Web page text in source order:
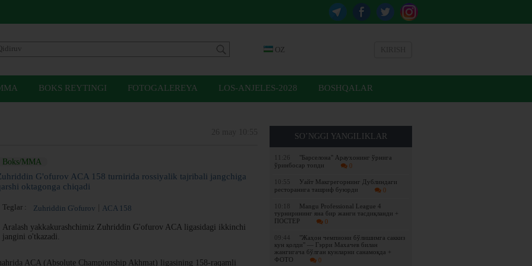
OZ
BOKS REYTINGI FOTOGALEREYA LOS-ANJELES-2028 BOSHQALAR
SO’NGGI YANGILIKLAR
11:26
"Барселона" Араухонинг ўрнига
ўринбосар топди
0
10:55
Уайт Макгрегорнинг Дублиндаги
ресторанига ташриф буюрди
0
10:18
Mangu Professional League 4
турнирининг яна бир жанги тасдиқланди +
ПОСТЕР
0
09:44
"Жаҳон чемпиони бўлишимга саккиз
кун қолди" — Гэрри Махачев билан
жангигача бўлган кунларни санамоқда +
ФОТО
0
Boks/MMA
G'ofurov ACA 158 turnirida rossiyalik tajribali jangchiga
oktagonga chiqadi
Teglar : Zuhriddin G'ofurov ACA 158
Aralash yakkakurashchimiz Zuhriddin G'ofurov ACA ligasidagi ikkinchi
jangini o'tkazadi.
ACA (Absolute Championship Akhmat) ligasining 158-raqamli